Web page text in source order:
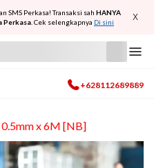
SMS Perkasa! Transaksi sah HANYA
Perkasa . Cek selengkapnya Di sini X
+628112689889
0.5mm x 6M [NB]